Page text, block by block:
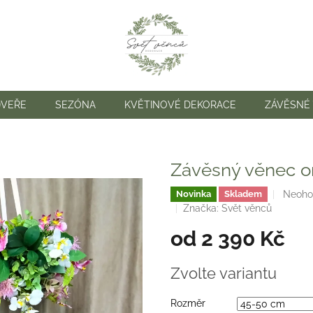
SEZÓNA KVĚTINOVÉ DEKORACE ZÁVĚSNÉ
Závěsný věnec
Novinka Skladem
je
0,0
Značka: Svět věnců
od 2 390 Kč
cena:
Zvolte variantu
Rozměr